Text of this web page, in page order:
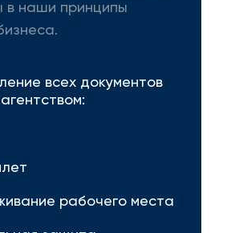
в наши принципы
всех документов
рабочего места